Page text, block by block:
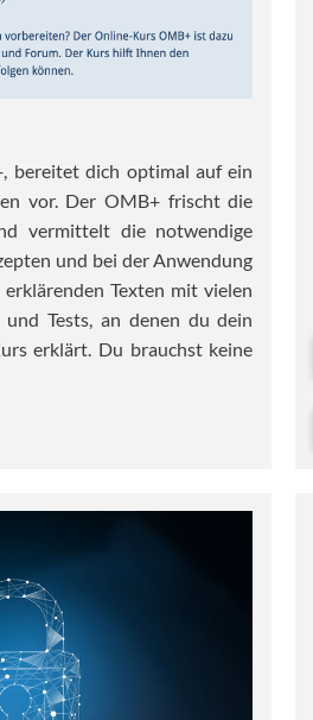
bereitet dich optimal auf ein
vor. Der OMB+ frischt die
vermittelt die notwendige
und bei der Anwendung
Texten mit vielen
Tests, an denen du dein
erklärt. Du brauchst keine